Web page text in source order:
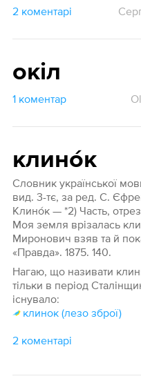
2 коментарі
окіл
1 коментар
клино́к
Словник української
вид. 3-тє, за ред. С.
Клино́к — *2) Часть,
Моя земля врізалась
Миронович взяв та й
«Правда». 1875. 140.
Нагаю, що називати
тільки в період
існувало:
клинок (лезо зброї)
2 коментарі